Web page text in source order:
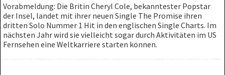
Vorabmeldung: Die Britin Cheryl Cole, bekanntester Popstar
der Insel, landet mit ihrer neuen Single The Promise ihren
dritten Solo Nummer 1 Hit in den englischen Single Charts. Im
nächsten Jahr wird sie vielleicht sogar durch Aktivitäten im US
Fernsehen eine Weltkarriere starten können.